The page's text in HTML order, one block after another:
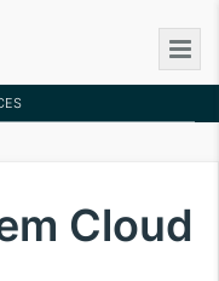
Cloud